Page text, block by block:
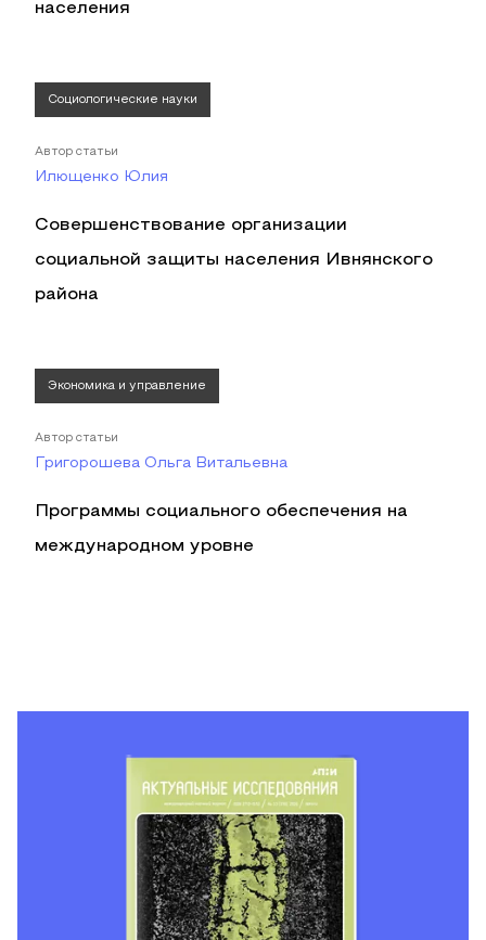
населения
Социологические науки
Автор статьи
Илющенко Юлия
Совершенствование организации
социальной защиты населения Ивнянского
района
Экономика и управление
Автор статьи
Григорошева Ольга Витальевна
Программы социального обеспечения на
международном уровне